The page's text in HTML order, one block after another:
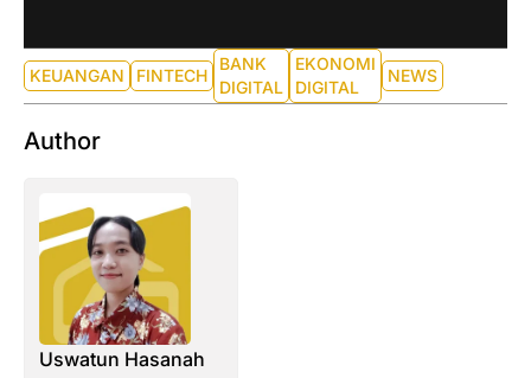
KEUANGAN FINTECH
BANK
DIGITAL
EKONOMI
DIGITAL
NEWS
Author
Uswatun Hasanah